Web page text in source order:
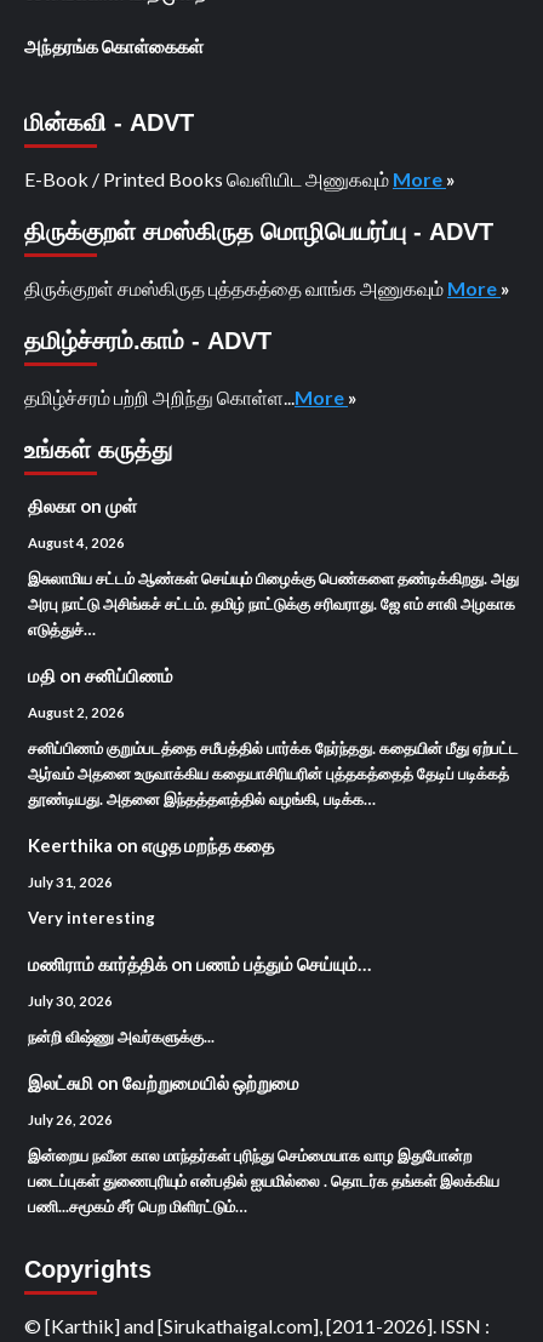
அந்தரங்க கொள்கைகள்
மின்கவி - ADVT
E-Book / Printed Books வெளியிட அணுகவும் More »
திருக்குறள் சமஸ்கிருத மொழிபெயர்ப்பு - ADVT
திருக்குறள் சமஸ்கிருத புத்தகத்தை வாங்க அணுகவும் More »
தமிழ்ச்சரம்.காம் - ADVT
தமிழ்ச்சரம் பற்றி அறிந்து கொள்ள... More »
உங்கள் கருத்து
திலகா on முள்
August 4, 2026
இசுலாமிய சட்டம் ஆண்கள் செய்யும் பிழைக்கு பெண்களை தண்டிக்கிறது. அது
அரபு நாட்டு அசிங்கச் சட்டம். தமிழ் நாட்டுக்கு சரிவராது. ஜே எம் சாலி அழகாக
எடுத்துச்…
மதி on சனிப்பிணம்
August 2, 2026
சனிப்பிணம் குறும்படத்தை சமீபத்தில் பார்க்க நேர்ந்தது. கதையின் மீது ஏற்பட்ட
ஆர்வம் அதனை உருவாக்கிய கதையாசிரியரின் புத்தகத்தைத் தேடிப் படிக்கத்
தூண்டியது. அதனை இந்தத்தளத்தில் வழங்கி, படிக்க…
Keerthika on எழுத மறந்த கதை
July 31, 2026
Very interesting
மணிராம் கார்த்திக்on பணம் பத்தும் செய்யும்…
July 30, 2026
நன்றி விஷ்ணு அவர்களுக்கு...
இலட்சுமி on வேற்றுமையில் ஒற்றுமை
July 26, 2026
இன்றைய நவீன கால மாந்தர்கள் புரிந்து செம்மையாக வாழ இதுபோன்ற
படைப்புகள் துணைபுரியும் என்பதில் ஐயமில்லை . தொடர்க தங்கள் இலக்கிய
பணி...சமூகம் சீர் பெற மிளிரட்டும்…
Copyrights
© [Karthik] and [Sirukathaigal.com], [2011-2026]. ISSN :